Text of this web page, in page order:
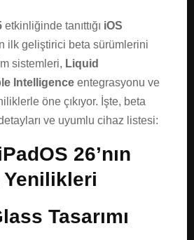
etkinliğinde tanıttığı iOS
ilk geliştirici beta sürümlerini
sistemleri, Liquid
Intelligence entegrasyonu ve
öne çıkıyor. İşte, beta
ve uyumlu cihaz listesi:
26’nın
Yenilikleri
Tasarımı